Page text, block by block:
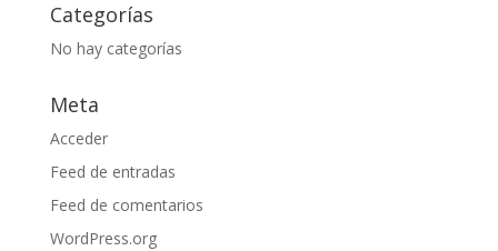
Categorías
No hay categorías
Meta
Acceder
Feed de entradas
Feed de comentarios
WordPress.org